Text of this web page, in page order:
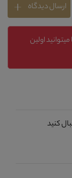
ارسال دیدگاه
اولین
کنید